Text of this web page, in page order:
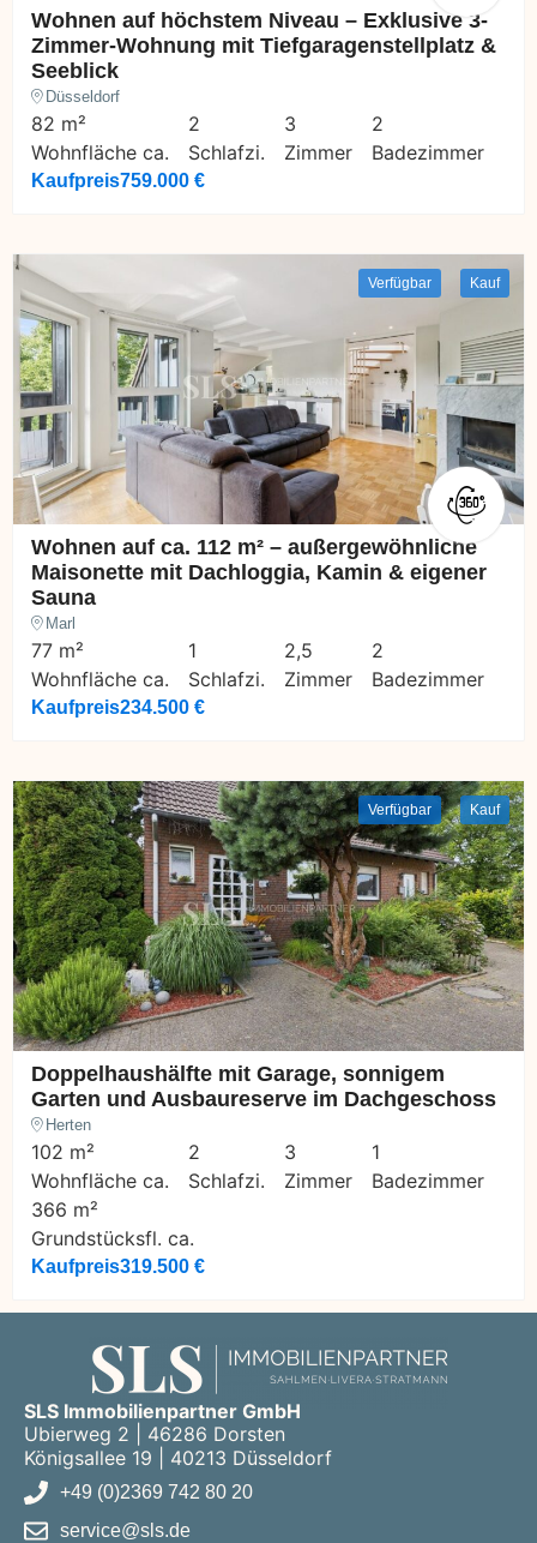
Wohnen auf höchstem Niveau – Exklusive 3-
Zimmer-Wohnung mit Tiefgaragenstellplatz &
Seeblick
Düsseldorf
82 m²
Wohnfläche ca.
2
Schlafzi.
3
Zimmer
2
Badezimmer
Kaufpreis759.000 €
Verfügbar Kauf
Wohnen auf ca. 112 m² – außergewöhnliche
Maisonette mit Dachloggia, Kamin & eigener
Sauna
Marl
77 m²
Wohnfläche ca.
1
Schlafzi.
2,5
Zimmer
2
Badezimmer
Kaufpreis234.500 €
Verfügbar Kauf
Doppelhaushälfte mit Garage, sonnigem
Garten und Ausbaureserve im Dachgeschoss
Herten
102 m²
Wohnfläche ca.
2
Schlafzi.
3
Zimmer
1
Badezimmer
366 m²
Grundstücksfl. ca.
Kaufpreis319.500 €
SLS Immobilienpartner GmbH
Ubierweg 2 | 46286 Dorsten
Königsallee 19 | 40213 Düsseldorf
+49 (0)2369 742 80 20
service@sls.de